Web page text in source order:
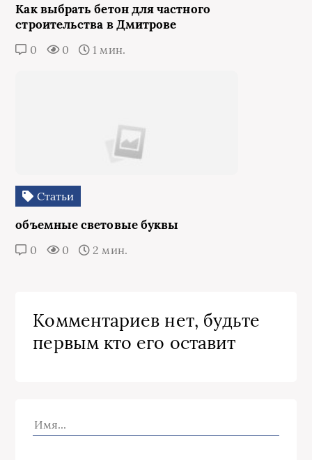
Как выбрать бетон для частного
строительства в Дмитрове
0 0 1 мин.
Статьи
объемные световые буквы
0 0 2 мин.
Комментариев нет, будьте
первым кто его оставит